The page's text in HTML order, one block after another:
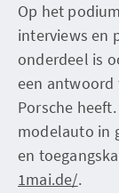
Op het
interviews en
onderdeel is
een antwoord
Porsche
modelauto in
en
1mai.de/.